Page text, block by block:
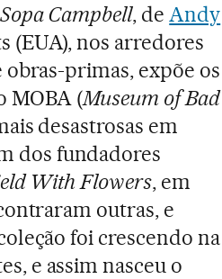
Campbell, deAndy
(EUA), nos arredores
obras-primas, expõe os
MOBA (Museum of Bad
desastrosas em
dos fundadores
With Flowers, em
outras, e
foi crescendo na
e assim nasceu o